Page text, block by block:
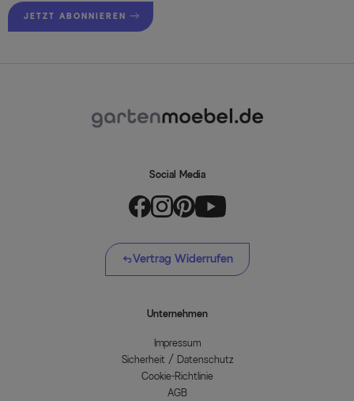
JETZT ABONNIEREN
Social Media
Vertrag Widerrufen
Unternehmen
Impressum
Sicherheit / Datenschutz
Cookie-Richtlinie
AGB